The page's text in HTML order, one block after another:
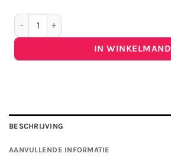
TwistUp Brow Pencil Chestnut aantal
IN WINKELMAND
BESCHRIJVING
AANVULLENDE INFORMATIE